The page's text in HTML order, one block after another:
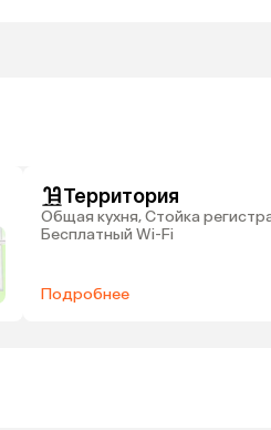
Территория
Общая кухня, Стойка
Бесплатный Wi-Fi
Подробнее